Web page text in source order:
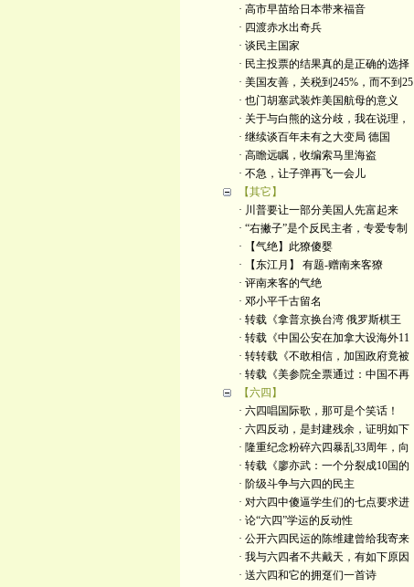
· 高市早苗给日本带来福音
· 四渡赤水出奇兵
· 谈民主国家
· 民主投票的结果真的是正确的选择
· 美国友善，关税到245%，而不到25
· 也门胡塞武装炸美国航母的意义
· 关于与白熊的这分歧，我在说理，
· 继续谈百年未有之大变局 德国
· 高瞻远瞩，收编索马里海盗
· 不急，让子弹再飞一会儿
【其它】
· 川普要让一部分美国人先富起来
· “右撇子”是个反民主者，专爱专制
· 【气绝】此獠傻婴
· 【东江月】 有题-赠南来客獠
· 评南来客的气绝
· 邓小平千古留名
· 转载《拿普京换台湾 俄罗斯棋王
· 转载《中国公安在加拿大设海外11
· 转转载《不敢相信，加国政府竟被
· 转载《美参院全票通过：中国不再
【六四】
· 六四唱国际歌，那可是个笑话！
· 六四反动，是封建残余，证明如下
· 隆重纪念粉碎六四暴乱33周年，向
· 转载《廖亦武：一个分裂成10国的
· 阶级斗争与六四的民主
· 对六四中傻逼学生们的七点要求进
· 论“六四”学运的反动性
· 公开六四民运的陈维建曾给我寄来
· 我与六四者不共戴天，有如下原因
· 送六四和它的拥趸们一首诗